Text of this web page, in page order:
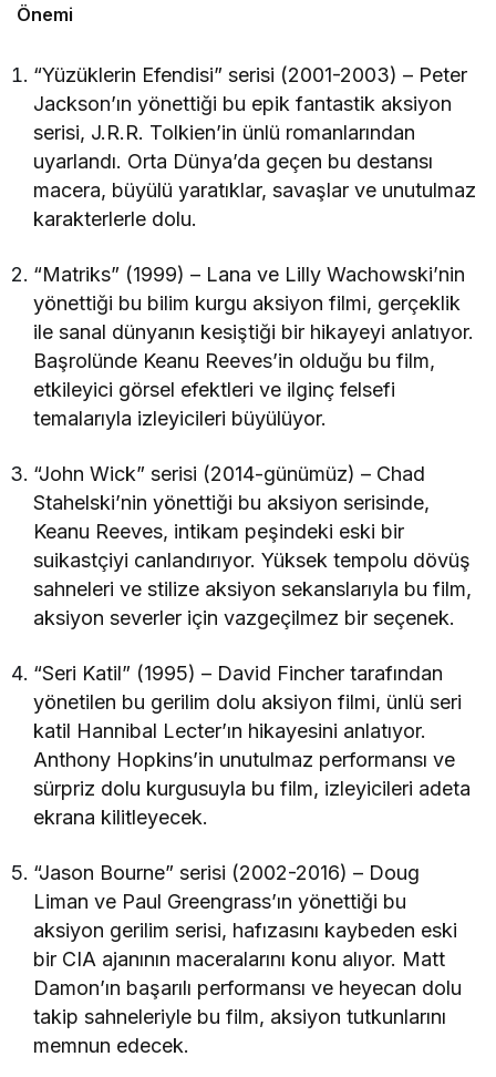
Önemi
“Yüzüklerin Efendisi” serisi (2001-2003) – Peter
Jackson’ın yönettiği bu epik fantastik aksiyon
serisi, J.R.R. Tolkien’in ünlü romanlarından
uyarlandı. Orta Dünya’da geçen bu destansı
macera, büyülü yaratıklar, savaşlar ve unutulmaz
karakterlerle dolu.
“Matriks” (1999) – Lana ve Lilly Wachowski’nin
yönettiği bu bilim kurgu aksiyon filmi, gerçeklik
ile sanal dünyanın kesiştiği bir hikayeyi anlatıyor.
Başrolünde Keanu Reeves’in olduğu bu film,
etkileyici görsel efektleri ve ilginç felsefi
temalarıyla izleyicileri büyülüyor.
“John Wick” serisi (2014-günümüz) – Chad
Stahelski’nin yönettiği bu aksiyon serisinde,
Keanu Reeves, intikam peşindeki eski bir
suikastçiyi canlandırıyor. Yüksek tempolu dövüş
sahneleri ve stilize aksiyon sekanslarıyla bu film,
aksiyon severler için vazgeçilmez bir seçenek.
“Seri Katil” (1995) – David Fincher tarafından
yönetilen bu gerilim dolu aksiyon filmi, ünlü seri
katil Hannibal Lecter’ın hikayesini anlatıyor.
Anthony Hopkins’in unutulmaz performansı ve
sürpriz dolu kurgusuyla bu film, izleyicileri adeta
ekrana kilitleyecek.
“Jason Bourne” serisi (2002-2016) – Doug
Liman ve Paul Greengrass’ın yönettiği bu
aksiyon gerilim serisi, hafızasını kaybeden eski
bir CIA ajanının maceralarını konu alıyor. Matt
Damon’ın başarılı performansı ve heyecan dolu
takip sahneleriyle bu film, aksiyon tutkunlarını
memnun edecek.